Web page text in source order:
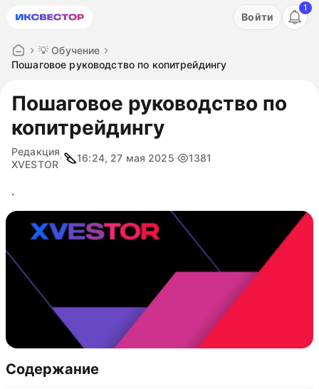
Акция: бесплатный пробный период на 3 дня!
Войти
1
💡 Обучение
Пошаговое руководство по копитрейдингу
Пошаговое руководство по
копитрейдингу
Редакция
XVESTOR
16:24, 27 мая 2025 1381
.
Содержание